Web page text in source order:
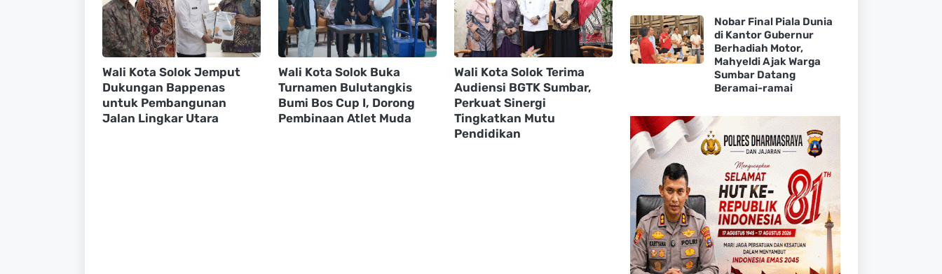
Wali Kota Solok Jemput
Dukungan Bappenas
untuk Pembangunan
Jalan Lingkar Utara
Wali Kota Solok Buka
Turnamen Bulutangkis
Bumi Bos Cup I, Dorong
Pembinaan Atlet Muda
Wali Kota Solok Terima
Audiensi BGTK Sumbar,
Perkuat Sinergi
Tingkatkan Mutu
Pendidikan
Nobar Final Piala Dunia
di Kantor Gubernur
Berhadiah Motor,
Mahyeldi Ajak Warga
Sumbar Datang
Beramai-ramai